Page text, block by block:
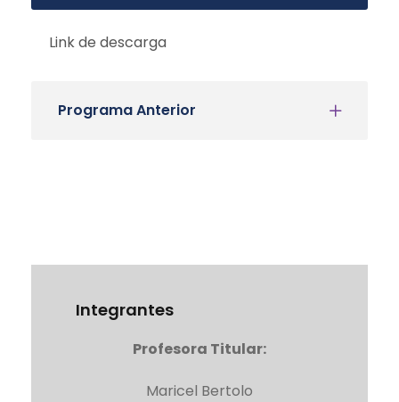
Link de descarga
Programa Anterior
Integrantes
Profesora Titular:
Maricel Bertolo